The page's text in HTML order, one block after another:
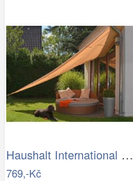
Haushalt International Stínící…
769,-Kč